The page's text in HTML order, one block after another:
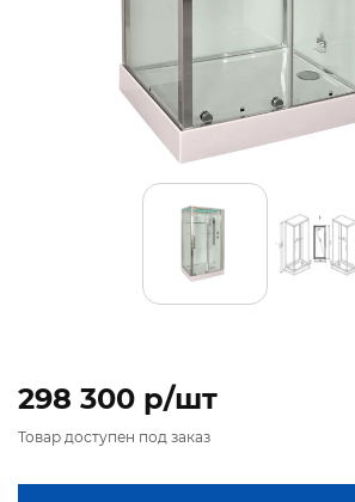
298 300 p/шт
Товар доступен под заказ